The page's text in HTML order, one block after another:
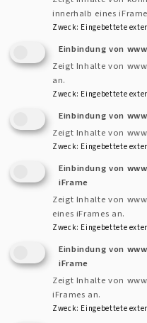
Kontaktformular
Kontakt
Impressum
Datenschutzerklärung
Barrierefreiheitserklärung
Anmelden
innerhalb eines
Zweck: Eingebettete
Einbindung von
Zeigt Inhalte von
an.
Zweck: Eingebettete
Einbindung von
Zeigt Inhalte von
Zweck: Eingebettete
Einbindung von
iFrame
Zeigt Inhalte von
eines iFrames an.
Zweck: Eingebettete
Einbindung von
iFrame
Zeigt Inhalte von
iFrames an.
Zweck: Eingebettete